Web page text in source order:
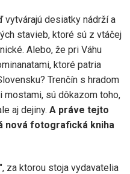
desiatky nádrží a
stavieb, ktoré sú z vtáčej
Alebo, že pri Váhu
ktoré patria
Trenčín s hradom
mostami, sú dôkazom toho,
aj dejiny. A práve tejto
nová fotografická kniha
za ktorou stoja vydavatelia